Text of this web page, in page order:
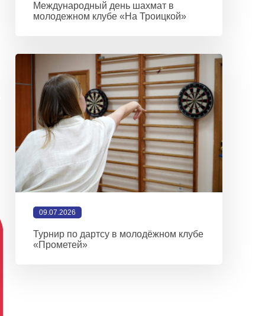
Международный день шахмат в
молодежном клубе «На Троицкой»
09.07.2026
Турнир по дартсу в молодёжном клубе
«Прометей»